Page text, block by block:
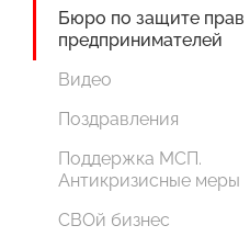
Бюро по защите прав
предпринимателей
Видео
Поздравления
Поддержка МСП.
Антикризисные меры
СВОй бизнес